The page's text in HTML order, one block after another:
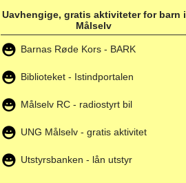
Uavhengige, gratis aktiviteter for barn i
Målselv
Barnas Røde Kors - BARK
Biblioteket - Istindportalen
Målselv RC - radiostyrt bil
UNG Målselv - gratis aktivitet
Utstyrsbanken - lån utstyr